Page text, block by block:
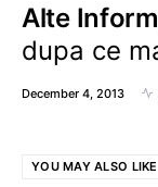
Alte
dupa ce
December 4, 2013
YOU MAY ALSO LIKE